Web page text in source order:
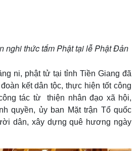
nghi thức tắm Phật tại lễ Phật Đản
ni, phật tử tại tỉnh Tiền Giang đã
kết dân tộc, thực hiện tốt công
tác từ thiện nhân đạo xã hội,
quyền, ủy ban Mặt trận Tổ quốc
dân, xây dựng quê hương ngày